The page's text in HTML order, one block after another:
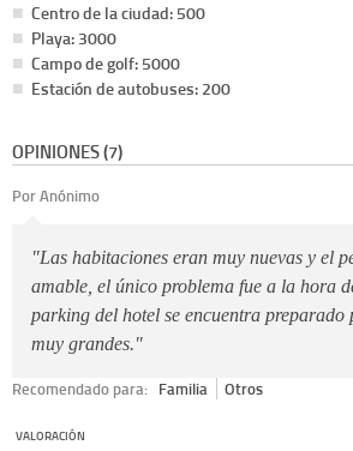
Centro de la ciudad: 500
Playa: 3000
Campo de golf: 5000
Estación de autobuses: 200
OPINIONES (7)
Por Anónimo
"Las habitaciones eran muy nuevas y el
amable, el único problema fue a la hora
parking del hotel se encuentra preparado
muy grandes."
Recomendado para: Familia Otros
VALORACIÓN